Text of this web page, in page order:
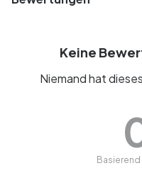
Keine
Niemand hat